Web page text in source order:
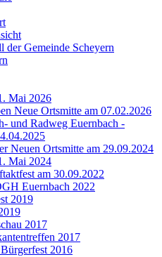
der Gemeinde Scheyern
Mai 2026
Neue Ortsmitte am 07.02.2026
und Radweg Euernbach -
Neuen Ortsmitte am 29.09.2024
Mai 2024
am 30.09.2022
Euernbach 2022
2019
2017
2017
2016